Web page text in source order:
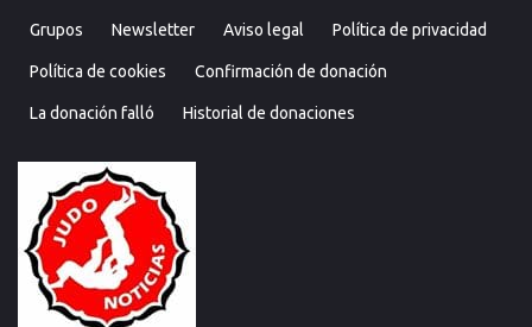
Grupos Newsletter Aviso legal Política de privacidad
Política de cookies Confirmación de donación
La donación falló Historial de donaciones